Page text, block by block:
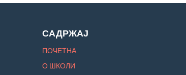
САДРЖАЈ
ПОЧЕТНА
О ШКОЛИ